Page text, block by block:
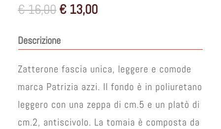
base di
recensioni
€16,00 Il
originale
era:
€ 16,00.
€ 13,00Il
è:
€ 13,00.
Descrizione
Zatterone fascia unica, leggere e comode
marca Patrizia azzi. Il fondo è in poliuretano
leggero con una zeppa di cm.5 e un platò di
cm.2, antiscivolo. La tomaia è composta da